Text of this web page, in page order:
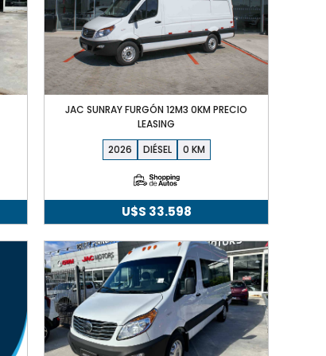
JAC SUNRAY FURGÓN 12M3 0KM PRECIO
LEASING
2026
DIÉSEL 0
U$S 33.598